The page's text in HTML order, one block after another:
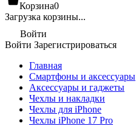
Корзина0
Загрузка корзины...
Войти
Войти Зарегистрироваться
Главная
Смартфоны и аксессуары
Аксессуары и гаджеты
Чехлы и накладки
Чехлы для iPhone
Чехлы iPhone 17 Pro